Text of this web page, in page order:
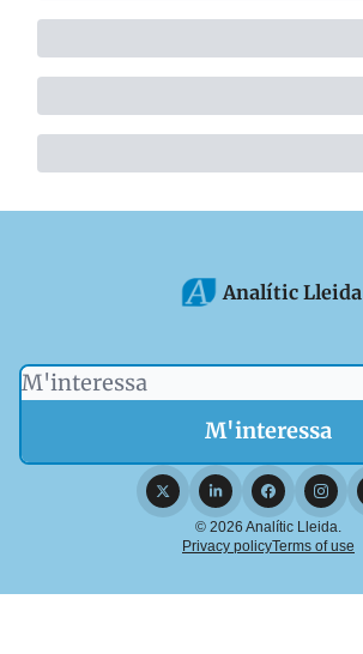
Analític Lleida
© 2026 Analític Lleida.
Privacy policyTerms of use